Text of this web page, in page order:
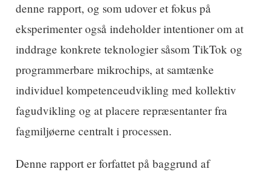
denne rapport, og som udover et fokus på
eksperimenter også indeholder intentioner om at
inddrage konkrete teknologier såsom TikTok og
programmerbare mikrochips, at samtænke
individuel kompetenceudvikling med kollektiv
fagudvikling og at placere repræsentanter fra
fagmiljøerne centralt i processen.
Denne rapport er forfattet på baggrund af